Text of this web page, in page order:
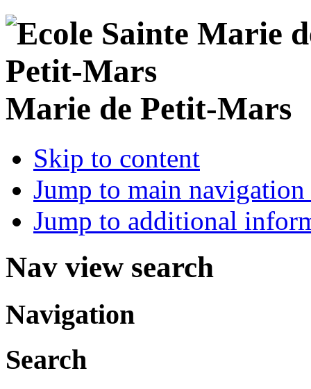
Marie de Petit-Mars
Skip to content
Jump to main
Jump to additional
Nav view search
Navigation
Search